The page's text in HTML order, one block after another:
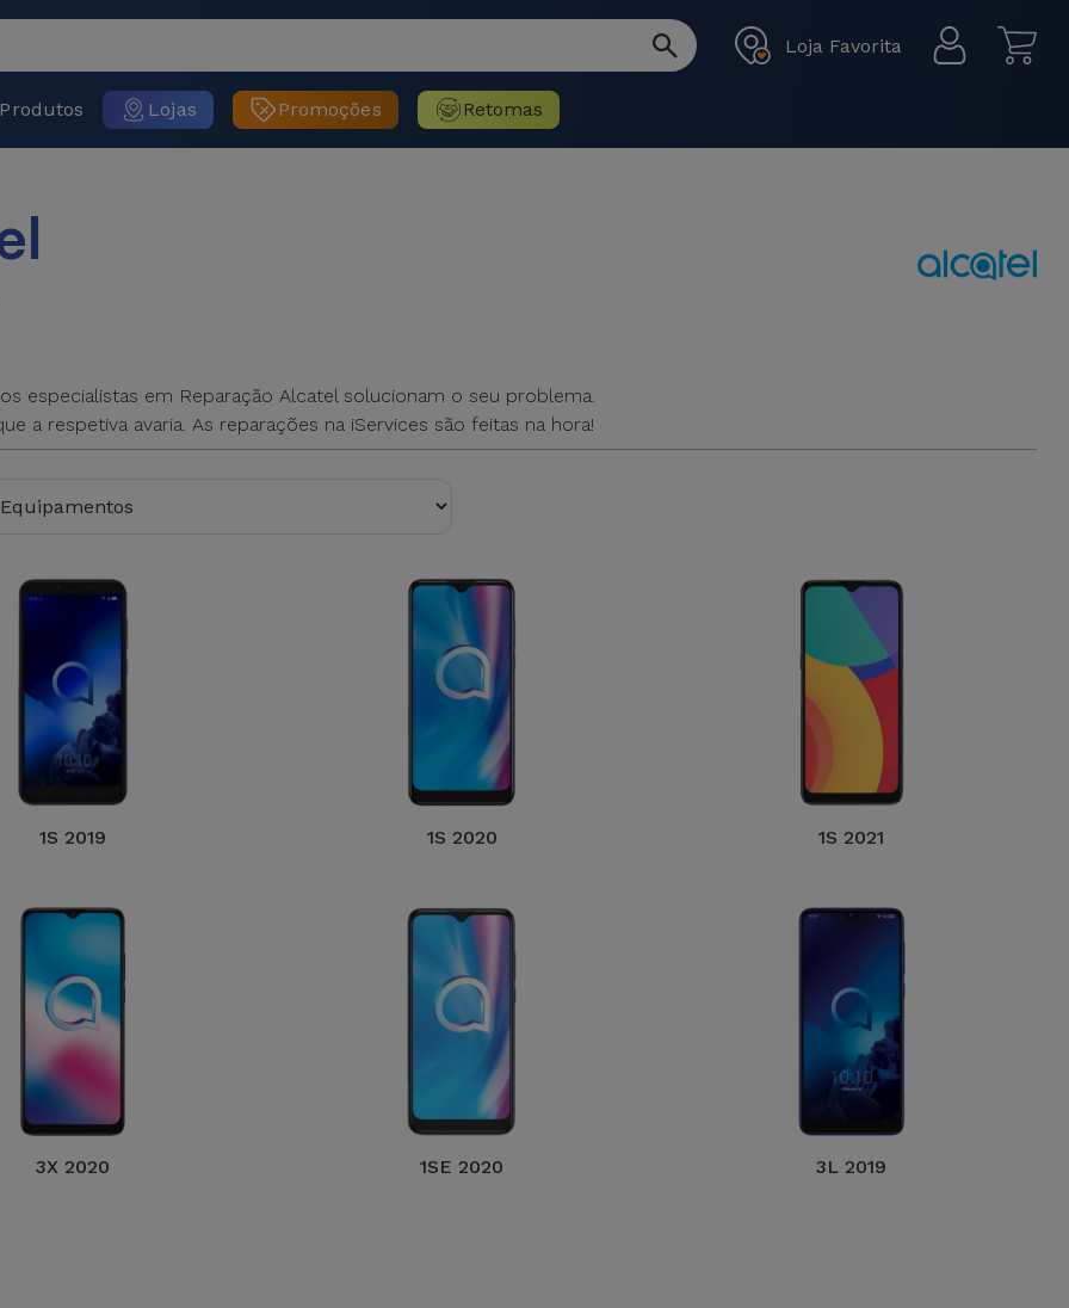
Loja Favorita
Produtos Lojas Promoções Retomas
especialistas em Reparação Alcatel solucionam o seu problema.
a respetiva avaria. As reparações na iServices são feitas na hora!
1S 2019 1S 2020 1S 2021
3X 2020 1SE 2020 3L 2019